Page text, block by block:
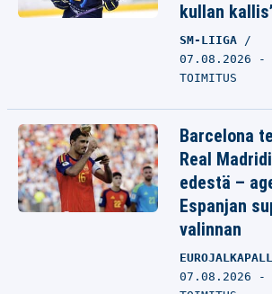
kullan
SM-LIIGA
07.08.2026 -
TOIMITUS
Barcelona
Real
edestä –
Espanjan
valinnan
07.08.2026 -